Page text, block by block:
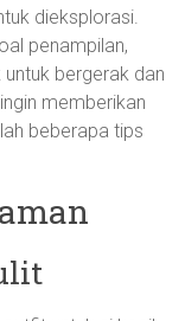
dieksplorasi.
penampilan,
bergerak dan
memberikan
beberapa tips